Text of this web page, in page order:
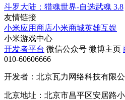
斗罗大陆：猎魂世界-自选武魂 3.8
友情链接
小米应用商店小米商城英雄互娱
小米游戏中心
开发者平台 微信公众号 微博主页
010-60606666
开发者：北京瓦力网络科技有限公
北京地址：北京市昌平区安居路